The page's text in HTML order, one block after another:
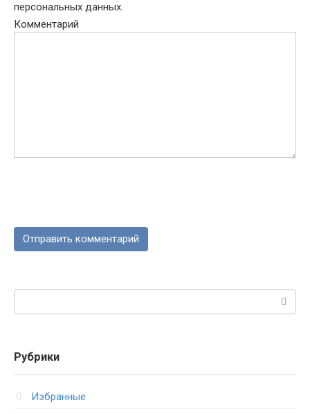
персональных данных.
Комментарий
Поиск:
Рубрики
Избранные